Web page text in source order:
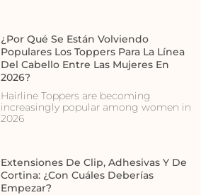
¿Por Qué Se Están Volviendo
Populares Los Toppers Para La Línea
Del Cabello Entre Las Mujeres En
2026?
Hairline Toppers are becoming
increasingly popular among women in
2026
Extensiones De Clip, Adhesivas Y De
Cortina: ¿con Cuáles Deberías
Empezar?